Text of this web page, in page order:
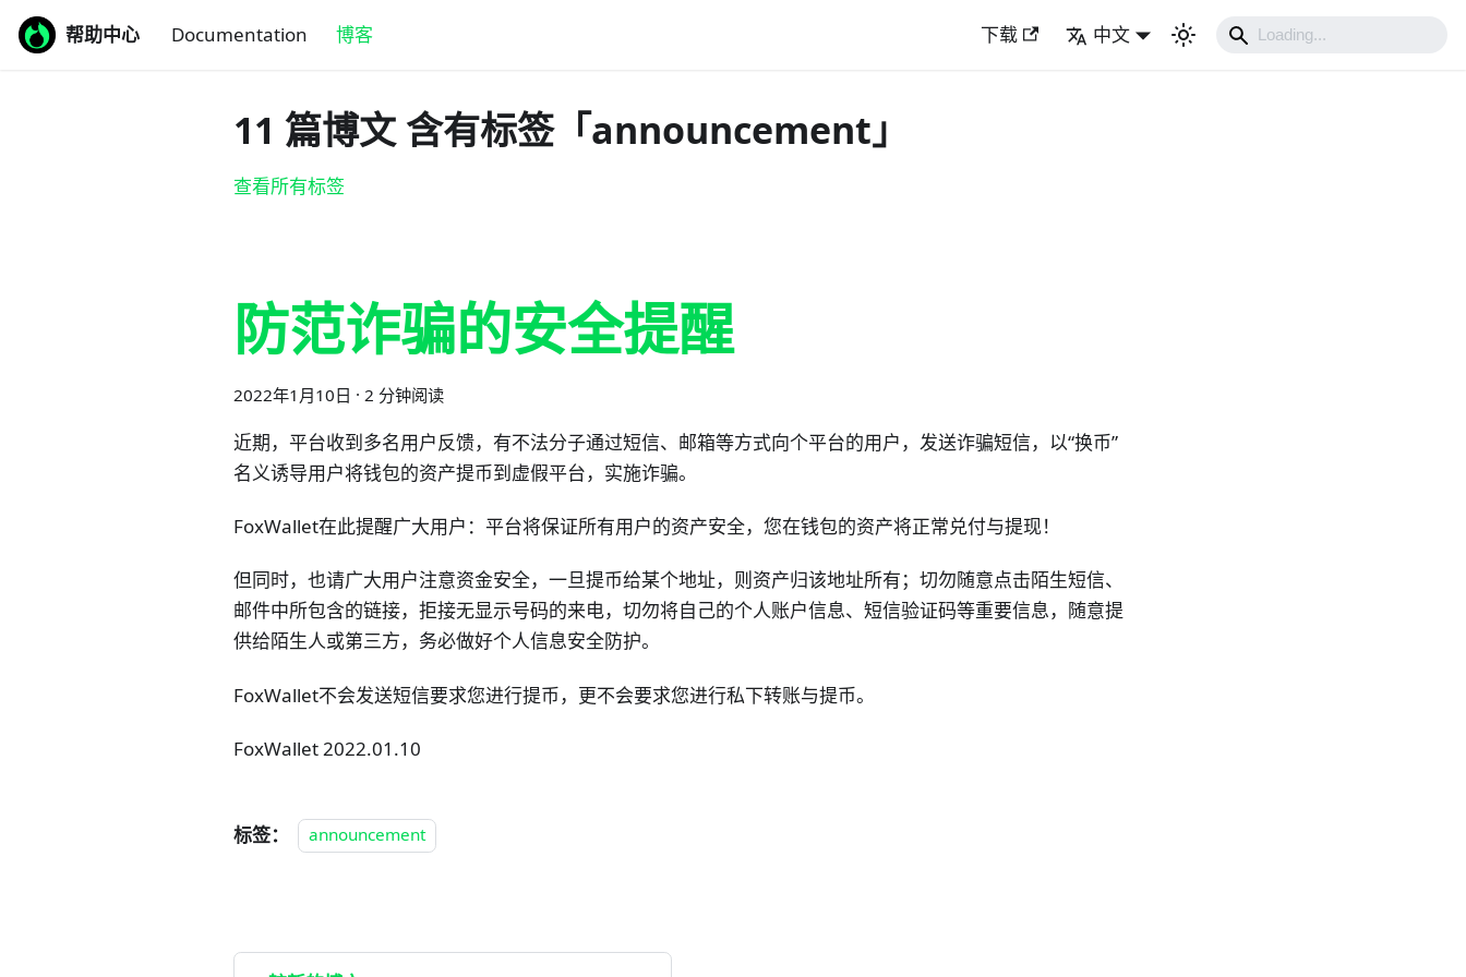
帮助中心 Documentation 博客 下载 中文
11 篇博文 含有标签「announcement」
查看所有标签
防范诈骗的安全提醒
2022年1月10日 · 2 分钟阅读
近期，平台收到多名用户反馈，有不法分子通过短信、邮箱等方式向个平台的用户，发送诈骗短信，以“换币”
名义诱导用户将钱包的资产提币到虚假平台，实施诈骗。
FoxWallet在此提醒广大用户：平台将保证所有用户的资产安全，您在钱包的资产将正常兑付与提现！
但同时，也请广大用户注意资金安全，一旦提币给某个地址，则资产归该地址所有；切勿随意点击陌生短信、
邮件中所包含的链接，拒接无显示号码的来电，切勿将自己的个人账户信息、短信验证码等重要信息，随意提
供给陌生人或第三方，务必做好个人信息安全防护。
FoxWallet不会发送短信要求您进行提币，更不会要求您进行私下转账与提币。
FoxWallet 2022.01.10
标签： announcement